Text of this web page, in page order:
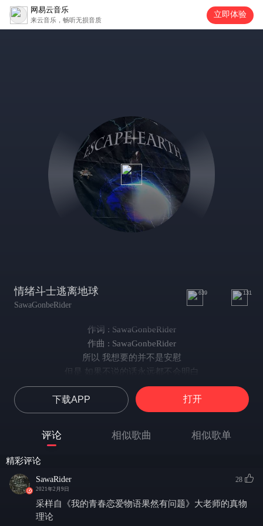
网易云音乐
来云音乐，畅听无损音质
立即体验
情绪斗士逃离地球
SawaGonbeRider
639 131
作词 : SawaGonbeRider
作曲 : SawaGonbeRider
所以 我想要的并不是安慰
但是 如果不说的话永远都不会明白
是啊 不说出口也能明白这只幻想
可是
混音：AirfyLee/Elbow
反复讨厌着自己
在虚拟世界呼吸空气
下载APP 打开
评论 相似歌曲 相似歌单
精彩评论
SawaRider
2021年2月9日
28
采样自《我的青春恋爱物语果然有问题》大老师的真物
理论